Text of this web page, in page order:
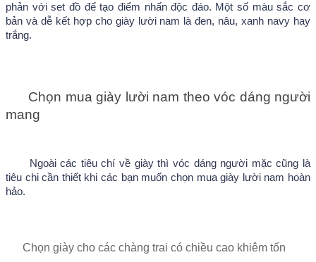
phản với set đồ để tạo điểm nhấn độc đáo. Một số màu sắc cơ
bản và dễ kết hợp cho giày lười nam là đen, nâu, xanh navy hay
trắng.
Chọn mua giày lười nam theo vóc dáng người
mang
Ngoài các tiêu chí về giày thì vóc dáng người mặc cũng là
tiêu chi cần thiết khi các bạn muốn chọn mua giày lười nam hoàn
hảo.
Chọn giày cho các chàng trai có chiều cao khiêm tốn